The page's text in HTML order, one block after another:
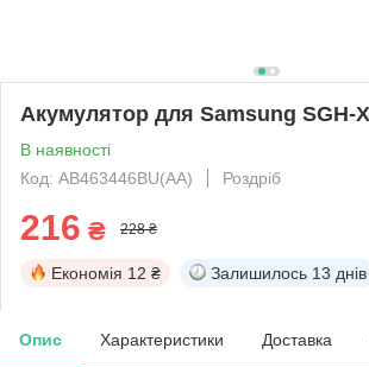
Акумулятор для Samsung SGH-
В наявності
Код: AB463446BU(AA)
Роздріб
216 ₴ 228 ₴
Економія 12 ₴ Залишилось 13 днів
Опис Характеристики Доставка